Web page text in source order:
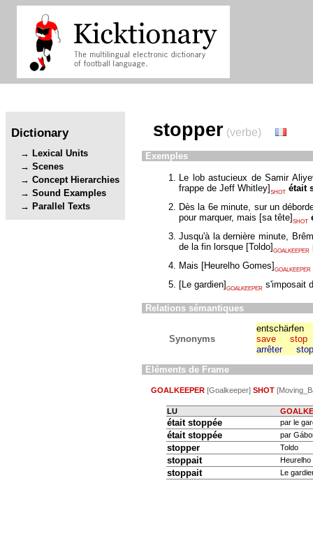
Dictionary
Lexical Units
Scenes
Concept Hierarchies
Sound Examples
Parallel Texts
stopper (verbe)
Exemples
Le lob astucieux de Samir
frappe de Jeff Whitley] SHOT était
Dès la 6e minute, sur un
pour marquer, mais [sa tête] SHOT
Jusqu'à la dernière minute,
de la fin lorsque [Toldo] GOALKEEPER
Mais [Heurelho Gomes] GOALKEEPER
[Le gardien] GOALKEEPER s'imposait
Relations sémantiques
Synonyms
entschärfen
save
stop
arrêter
Eléments de Frame
GOALKEEPER [Goalkeeper] SHOT
LU
était stoppée par le
était stoppée par
stopper Toldo
stoppait Heurelho
stoppait Le